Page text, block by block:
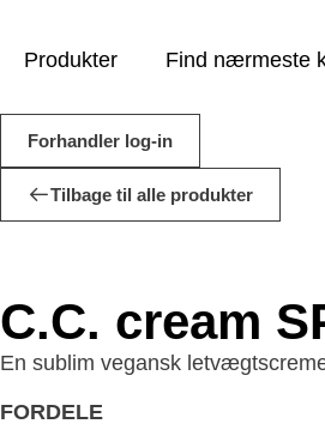
Produkter Find nærmeste
Forhandler log-in
Tilbage til alle produkter
C.C. cream
En sublim vegansk
FORDELE